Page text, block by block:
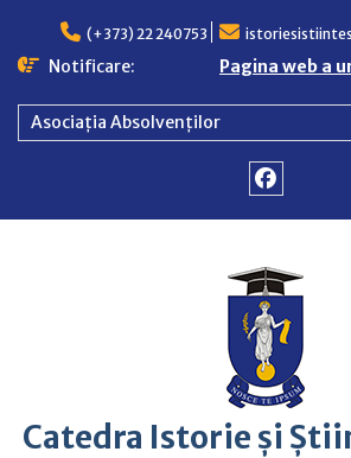
content
(+373) 22 240753
Notificare: Pagina web a
Asociația Absolvenților
Catedra Istorie și